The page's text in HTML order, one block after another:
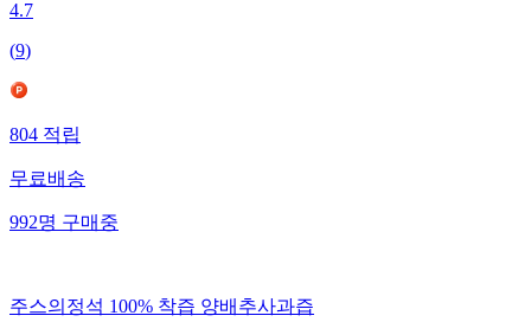
4.7
(9)
804적립
무료배송
992명구매중
주스의정석 100% 착즙 양배추사과즙